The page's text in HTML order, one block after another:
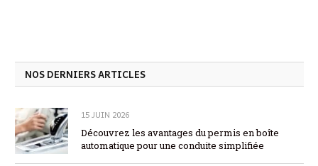
NOS DERNIERS ARTICLES
15 JUIN 2026
Découvrez les avantages du permis en boîte
automatique pour une conduite simplifiée